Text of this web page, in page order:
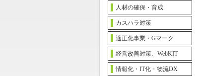
人材の確保・育成
カスハラ対策
適正化事業・Gマーク
経営改善対策、WebKIT
情報化・IT化・物流DX